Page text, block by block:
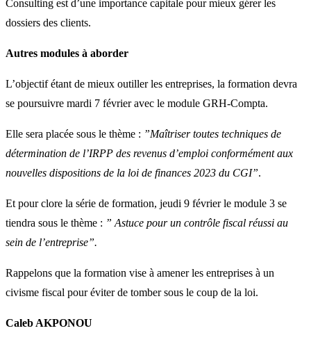
Consulting est d’une importance capitale pour mieux gérer les
dossiers des clients.
Autres modules à aborder
L’objectif étant de mieux outiller les entreprises, la formation devra
se poursuivre mardi 7 février avec le module GRH-Compta.
Elle sera placée sous le thème : ”Maîtriser toutes techniques de
détermination de l’IRPP des revenus d’emploi conformément aux
nouvelles dispositions de la loi de finances 2023 du CGI”.
Et pour clore la série de formation, jeudi 9 février le module 3 se
tiendra sous le thème : ” Astuce pour un contrôle fiscal réussi au
sein de l’entreprise”.
Rappelons que la formation vise à amener les entreprises à un
civisme fiscal pour éviter de tomber sous le coup de la loi.
Caleb AKPONOU